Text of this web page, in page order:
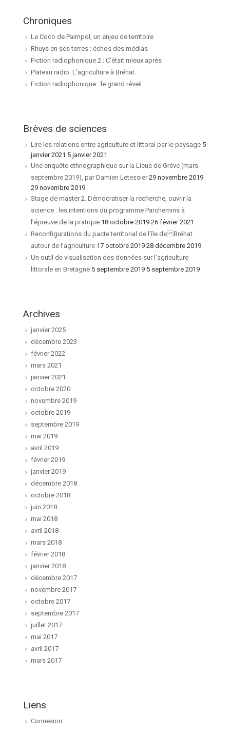
Chroniques
Le Coco de Paimpol, un enjeu de territoire
Rhuys en ses terres : échos des médias
Fiction radiophonique 2 : C’était mieux après
Plateau radio. L’agriculture à Bréhat.
Fiction radiophonique : le grand réveil
Brèves de sciences
Lire les relations entre agriculture et littoral par le paysage 5
janvier 2021 5 janvier 2021
Une enquête ethnographique sur la Lieue de Grève (mars-
septembre 2019), par Damien Letessier29 novembre 2019
29 novembre 2019
Stage de master 2. Démocratiser la recherche, ouvrir la
science : les intentions du programme Parchemins à
l’épreuve de la pratique 18 octobre 2019 26 février 2021
Reconfigurations du pacte territorial de l’île de Bréhat
autour de l’agriculture 17 octobre 2019 28 décembre 2019
Un outil de visualisation des données sur l’agriculture
littorale en Bretagne 5 septembre 2019 5 septembre 2019
Archives
janvier 2025
décembre 2023
février 2022
mars 2021
janvier 2021
octobre 2020
novembre 2019
octobre 2019
septembre 2019
mai 2019
avril 2019
février 2019
janvier 2019
décembre 2018
octobre 2018
juin 2018
mai 2018
avril 2018
mars 2018
février 2018
janvier 2018
décembre 2017
novembre 2017
octobre 2017
septembre 2017
juillet 2017
mai 2017
avril 2017
mars 2017
Liens
Connexion